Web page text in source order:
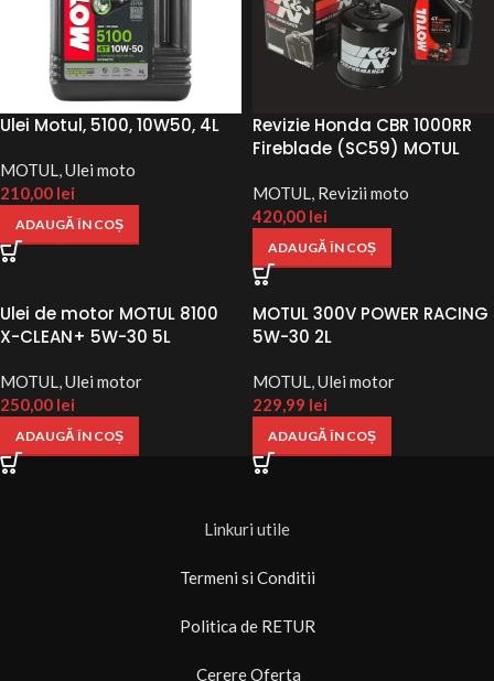
Ulei Motul, 5100, 10W50, 4L
MOTUL,Ulei moto
210,00 lei
ADAUGĂ ÎN COȘ
Revizie Honda CBR 1000RR
Fireblade (SC59) MOTUL
MOTUL, Revizii moto
420,00 lei
ADAUGĂ ÎN COȘ
Ulei de motor MOTUL 8100
X-CLEAN+ 5W-30 5L
MOTUL,Ulei motor
250,00 lei
ADAUGĂ ÎN COȘ
MOTUL 300V POWER RACING
5W-30 2L
MOTUL,Ulei motor
229,99 lei
ADAUGĂ ÎN COȘ
Linkuri utile
Termeni si Conditii
Politica de RETUR
Cerere Oferta